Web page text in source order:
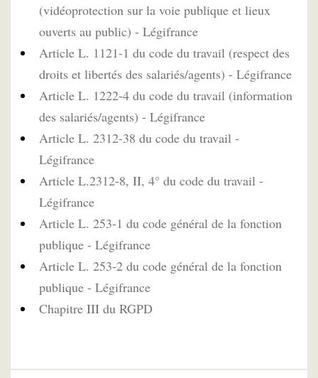
(vidéoprotection sur la voie publique et lieux
ouverts au public) - Légifrance
Article L. 1121-1 du code du travail (respect des
droits et libertés des salariés/agents) - Légifrance
Article L. 1222-4 du code du travail (information
des salariés/agents) - Légifrance
Article L. 2312-38 du code du travail -
Légifrance
Article L.2312-8, II, 4° du code du travail -
Légifrance
Article L. 253-1 du code général de la fonction
publique - Légifrance
Article L. 253-2 du code général de la fonction
publique - Légifrance
Chapitre III du RGPD